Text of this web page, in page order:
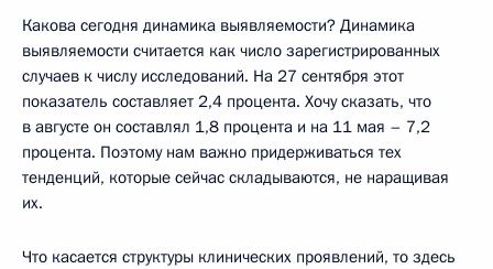
Какова сегодня динамика выявляемости? Динамика
выявляемости считается как число зарегистрированных
случаев к числу исследований. На 27 сентября этот
показатель составляет 2,4 процента. Хочу сказать, что
в августе он составлял 1,8 процента и на 11 мая – 7,2
процента. Поэтому нам важно придерживаться тех
тенденций, которые сейчас складываются, не наращивая
их.
Что касается структуры клинических проявлений, то здесь